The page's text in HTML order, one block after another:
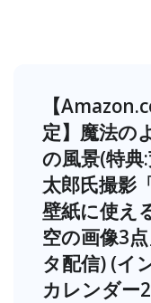
【
定】魔法の
の風景(特典
太郎氏撮影
壁紙に使え
空の画像3
タ配信) (イ
カレンダー